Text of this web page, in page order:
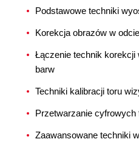
Podstawowe techniki
Korekcja obrazów w
Łączenie technik
barw
Techniki kalibracji toru
Przetwarzanie cyfrowych
Zaawansowane techniki